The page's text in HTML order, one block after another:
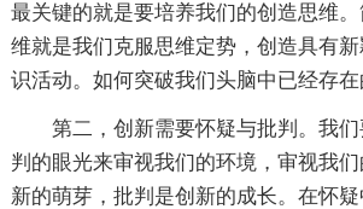
最关键的就是要培养我们的创造思维
维就是我们克服思维定势，创造具有
识活动。如何突破我们头脑中已经存在
第二，创新需要怀疑与批判。我
判的眼光来审视我们的环境，审视我
新的萌芽，批判是创新的成长。在怀